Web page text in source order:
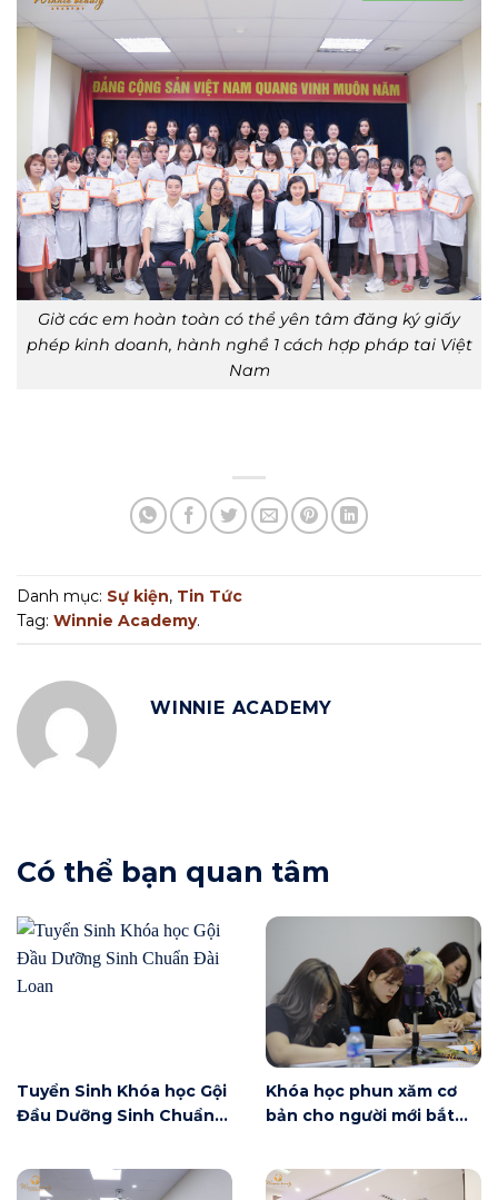
Giờ các em hoàn toàn có thể yên tâm đăng ký giấy
phép kinh doanh, hành nghề 1 cách hợp pháp tai Việt
Nam
Danh mục: Sự kiện, Tin Tức
Tag: Winnie Academy.
WINNIE ACADEMY
Có thể bạn quan tâm
Tuyển Sinh Khóa học Gội
Đầu Dưỡng Sinh Chuẩn
Khóa học phun xăm cơ
bản cho người mới bắt